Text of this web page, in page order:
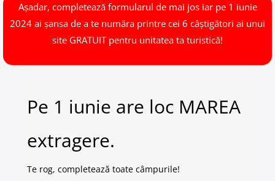
Așadar, completează formularul de mai jos iar pe 1 iunie
2024 ai șansa de a te număra printre cei 6 câștigători ai unui
site GRATUIT pentru unitatea ta turistică!
Pe 1 iunie are loc MAREA
extragere.
Te rog, completează toate câmpurile!